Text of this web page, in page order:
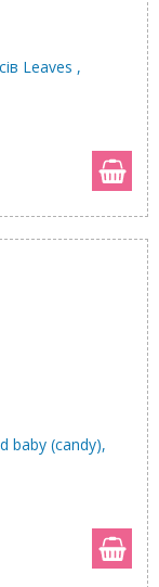
Leaves ,
baby (candy),